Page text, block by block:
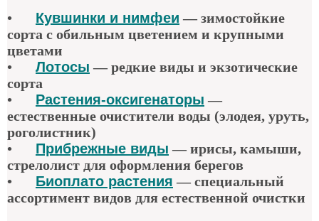
• Кувшинки и нимфеи — зимостойкие
сорта с обильным цветением и крупными
цветами
•
Лотосы — редкие виды и экзотические
сорта
•
Растения-оксигенаторы —
естественные очистители воды (элодея, уруть,
роголистник)
•
Прибрежные виды — ирисы, камыши,
стрелолист для оформления берегов
•
Биоплато растения — специальный
ассортимент видов для естественной очистки